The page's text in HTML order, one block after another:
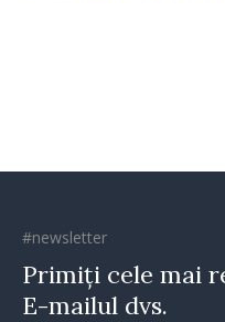
#newsletter
Primiți cele mai
E-mailul dvs.